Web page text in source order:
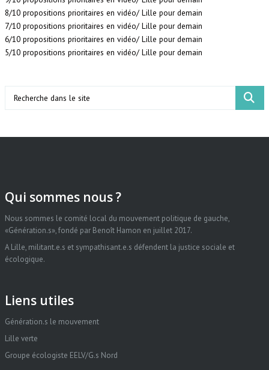
8/10 propositions prioritaires en vidéo/ Lille pour demain
7/10 propositions prioritaires en vidéo/ Lille pour demain
6/10 propositions prioritaires en vidéo/ Lille pour demain
5/10 propositions prioritaires en vidéo/ Lille pour demain
Qui sommes nous ?
Nous sommes le comité local du mouvement politique de gauche,
«Génération.s», fondé par Benoît Hamon en juillet 2017.
A Lille, militant.e.s et sympathisant.e.s défendent la justice sociale et
écologique.
Liens utiles
Génération.s le mouvement
Lille verte
Groupe écologiste EELV/G.s Nord